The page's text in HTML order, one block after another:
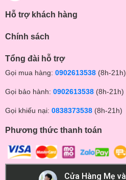
Hỗ trợ khách hàng
Chính sách
Tổng đài hỗ trợ
Gọi mua hàng: 0902613538 (8h-21h)
Gọi bảo hành: 0902613538 (8h-21h)
Gọi khiếu nại: 0838373538 (8h-21h)
Phương thức thanh toán